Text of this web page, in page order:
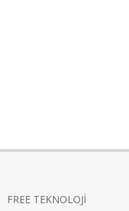
FREE TEKNOLOJİ